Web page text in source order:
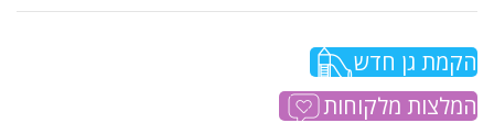
הקמת גן חדש
המלצות מלקוחות